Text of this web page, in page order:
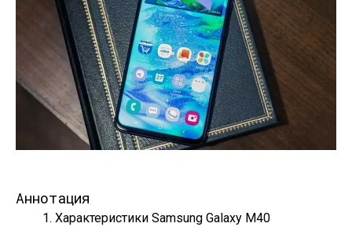
Аннотация
Характеристики Samsung Galaxy M40